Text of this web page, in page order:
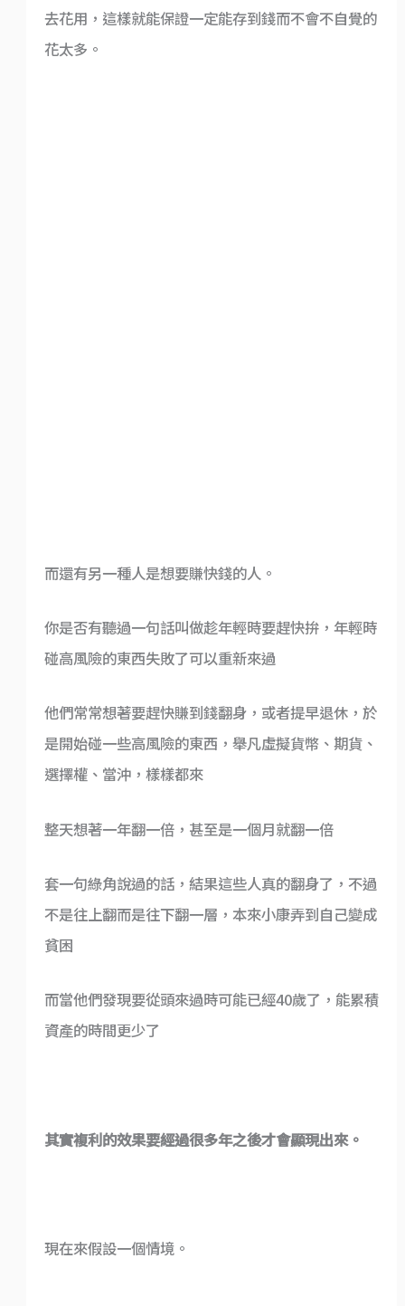
去花用，這樣就能保證一定能存到錢而不會不自覺的
花太多。
而還有另一種人是想要賺快錢的人。
你是否有聽過一句話叫做趁年輕時要趕快拚，年輕時
碰高風險的東西失敗了可以重新來過
他們常常想著要趕快賺到錢翻身，或者提早退休，於
是開始碰一些高風險的東西，舉凡虛擬貨幣、期貨、
選擇權、當沖，樣樣都來
整天想著一年翻一倍，甚至是一個月就翻一倍
套一句綠角說過的話，結果這些人真的翻身了，不過
不是往上翻而是往下翻一層，本來小康弄到自己變成
貧困
而當他們發現要從頭來過時可能已經40歲了，能累積
資產的時間更少了
其實複利的效果要經過很多年之後才會顯現出來。
現在來假設一個情境。